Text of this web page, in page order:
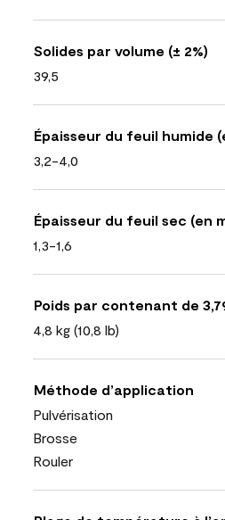
Solides par volume (± 2%)
39,5
Épaisseur du feuil humide
3,2-4,0
Épaisseur du feuil sec (en
1,3-1,6
Poids par contenant de
4,8 kg (10,8 lb)
Méthode d’application
Pulvérisation
Brosse
Rouler